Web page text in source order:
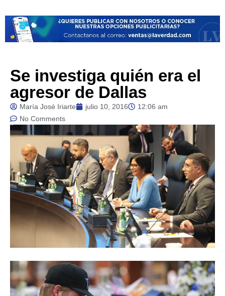
Se investiga quién era el
agresor de Dallas
María José Iriarte julio 10, 2016
12:06 am
No Comments